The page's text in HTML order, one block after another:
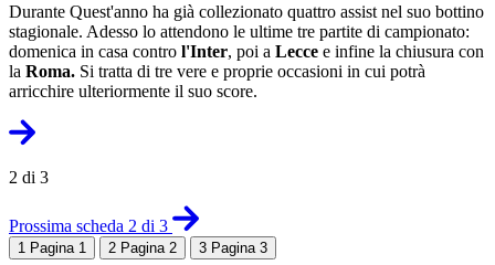
Durante Quest'anno ha già collezionato quattro assist nel suo bottino
stagionale. Adesso lo attendono le ultime tre partite di campionato:
domenica in casa contro l'Inter, poi a Lecce e infine la chiusura con
la Roma. Si tratta di tre vere e proprie occasioni in cui potrà
arricchire ulteriormente il suo score.
2 di 3
Prossima scheda 2 di 3
1 Pagina 1 2 Pagina 2 3 Pagina 3